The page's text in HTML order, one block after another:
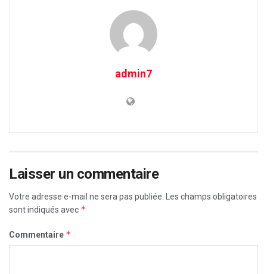
admin7
Laisser un commentaire
Votre adresse e-mail ne sera pas publiée.
Les champs obligatoires
sont indiqués avec *
Commentaire *